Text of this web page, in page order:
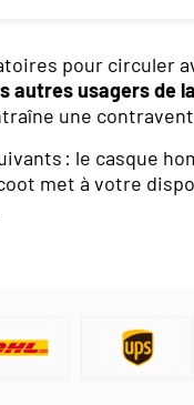
pour circuler
autres usagers de
une
: le casque
met à votre